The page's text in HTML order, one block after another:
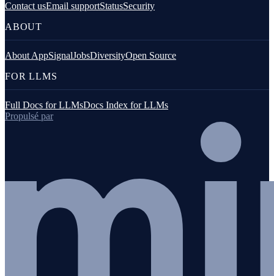
Contact usEmail supportStatusSecurity
ABOUT
About AppSignalJobsDiversityOpen Source
FOR LLMS
Full Docs for LLMsDocs Index for LLMs
Propulsé par